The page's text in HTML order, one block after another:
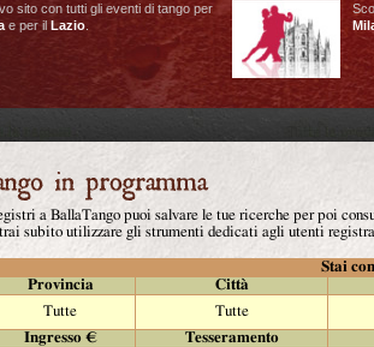
sito con tutti gli eventi di tango per
e per il Lazio
a BallaTango puoi salvare le tue ricerche per poi
subito utilizzare gli strumenti dedicati agli utenti
Stai
Provincia
Città
Tutte
Tutte
Ingresso €
Tesseramento